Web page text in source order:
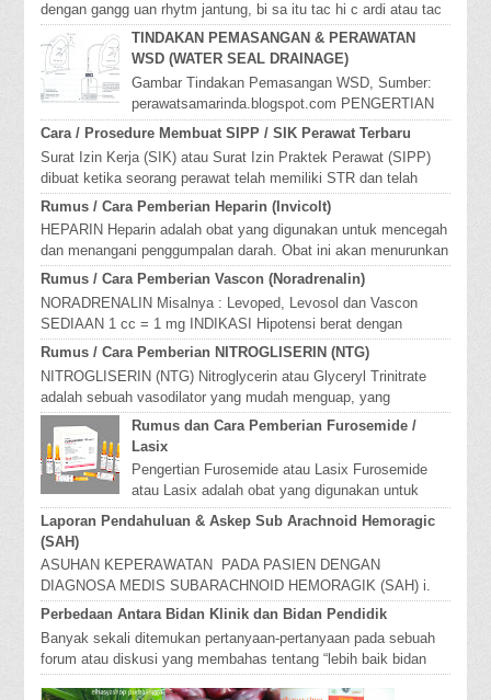
dengan gangg uan rhytm jantung, bi sa itu tac hi c ardi atau tac
hiaritmia. Cara ...TINDAKAN PEMASANGAN & PERAWATAN
WSD (WATER SEAL DRAINAGE)
Gambar Tindakan Pemasangan WSD, Sumber:
perawatsamarinda.blogspot.com PENGERTIAN
WSD (WATER SEAL DRAINAGE) Water Seal
Cara / Prosedure Membuat SIPP / SIK Perawat Terbaru
Surat Izin Kerja (SIK) atau Surat Izin Praktek Perawat (SIPP)
dibuat ketika seorang perawat telah memiliki STR dan telah
bekerja pada seb...
Rumus / Cara Pemberian Heparin (Invicolt)
HEPARIN Heparin adalah obat yang digunakan untuk mencegah
dan menangani penggumpalan darah. Obat ini akan menurunkan
kemampuan pembekuan...
Rumus / Cara Pemberian Vascon (Noradrenalin)
NORADRENALIN Misalnya : Levoped, Levosol dan Vascon
SEDIAAN 1 cc = 1 mg INDIKASI Hipotensi berat dengan
tahanan perifer total y...
Rumus / Cara Pemberian NITROGLISERIN (NTG)
NITROGLISERIN (NTG) Nitroglycerin atau Glyceryl Trinitrate
adalah sebuah vasodilator yang mudah menguap, yang
mengurangi angina pectoris...Rumus dan Cara Pemberian Furosemide /
Lasix
Pengertian Furosemide atau Lasix Furosemide
atau Lasix adalah obat yang digunakan untuk
mengurangi bengkak / edema dan penyimpanan
Laporan Pendahuluan & Askep Sub Arachnoid Hemoragic
(SAH)
ASUHAN KEPERAWATAN PADA PASIEN DENGAN
DIAGNOSA MEDIS SUBARACHNOID HEMORAGIK (SAH) i.
Definisi Sub Arachnoid Hemo...
Perbedaan Antara Bidan Klinik dan Bidan Pendidik
Banyak sekali ditemukan pertanyaan-pertanyaan pada sebuah
forum atau diskusi yang membahas tentang “lebih baik bidan
pendidik atau bidan k...